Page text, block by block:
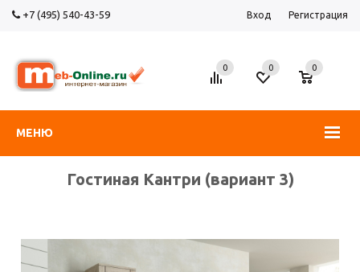
+7 (495) 540-43-59 Вход Регистрация
МЕНЮ
0 0
0
Гостиная Кантри (вариант 3)